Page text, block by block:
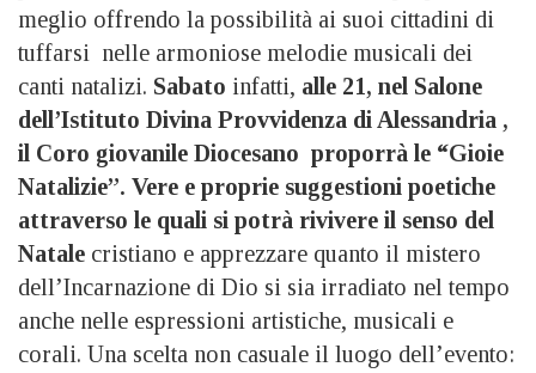
meglio offrendo la possibilità ai suoi cittadini di
tuffarsi nelle armoniose melodie musicali dei
canti natalizi. Sabato infatti, alle 21, nel Salone
dell’Istituto Divina Provvidenza di Alessandria ,
il Coro giovanile Diocesano proporrà le “Gioie
Natalizie”. Vere e proprie suggestioni poetiche
attraverso le quali si potrà rivivere il senso del
Natale cristiano e apprezzare quanto il mistero
dell’Incarnazione di Dio si sia irradiato nel tempo
anche nelle espressioni artistiche, musicali e
corali. Una scelta non casuale il luogo dell’evento: